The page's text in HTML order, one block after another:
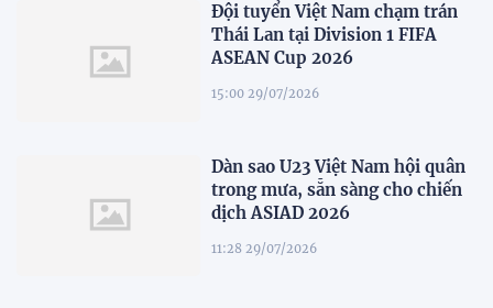
Đội tuyển Việt Nam chạm trán
Thái Lan tại Division 1 FIFA
ASEAN Cup 2026
15:00 29/07/2026
Dàn sao U23 Việt Nam hội quân
trong mưa, sẵn sàng cho chiến
dịch ASIAD 2026
11:28 29/07/2026